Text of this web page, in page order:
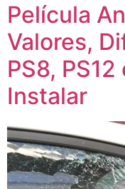
Película
Valores,
PS8,
Instalar